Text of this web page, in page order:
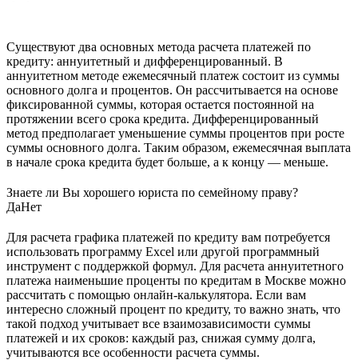
Существуют два основных метода расчета платежей по
кредиту: аннуитетный и дифференцированный. В
аннуитетном методе ежемесячный платеж состоит из суммы
основного долга и процентов. Он рассчитывается на основе
фиксированной суммы, которая остается постоянной на
протяжении всего срока кредита. Дифференцированный
метод предполагает уменьшение суммы процентов при росте
суммы основного долга. Таким образом, ежемесячная выплата
в начале срока кредита будет больше, а к концу — меньше.
Знаете ли Вы хорошего юриста по семейному праву?
ДаНет
Для расчета графика платежей по кредиту вам потребуется
использовать программу Excel или другой программный
инструмент с поддержкой формул. Для расчета аннуитетного
платежа наименьшие проценты по кредитам в Москве можно
рассчитать с помощью онлайн-калькулятора. Если вам
интересно сложный процент по кредиту, то важно знать, что
такой подход учитывает все взаимозависимости суммы
платежей и их сроков: каждый раз, снижая сумму долга,
учитываются все особенности расчета суммы.